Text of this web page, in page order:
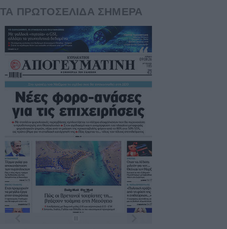
ΤΑ ΠΡΩΤΟΣΕΛΙΔΑ ΣΗΜΕΡΑ